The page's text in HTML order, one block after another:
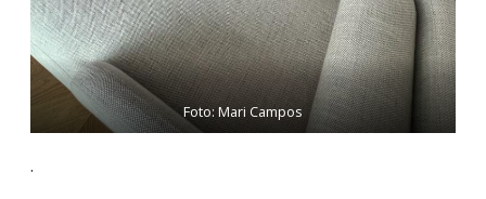
Foto: Mari Campos
.